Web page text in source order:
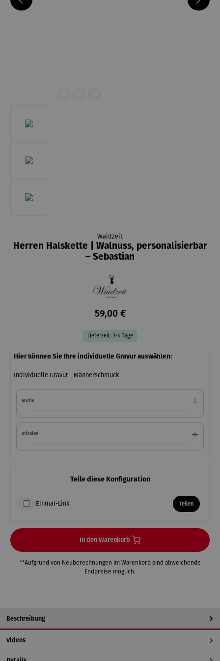
Waidzeit
Herren Halskette | Walnuss, personalisierbar
– Sebastian
59,00 €
Lieferzeit: 3-4 Tage
Hier können Sie Ihre individuelle Gravur auswählen:
Individuelle Gravur - Männerschmuck
Motiv
Initalen
Teile diese Konfiguration
Einmal-Link Teilen
In den Warenkorb
**Aufgrund von Neuberechnungen im Warenkorb sind abweichende
Endpreise möglich.
Beschreibung
Videos